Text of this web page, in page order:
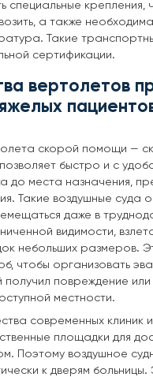
специальные крепления,
а также
Такие
сертификации.
вертолетов
скорой помощи —
быстро и с
до места назначения,
Такие воздушные суда
даже в
видимости,
небольших размеров.
чтобы организовать
получил повреждение или
местности.
современных клиник
площадки для
Поэтому воздушное
к дверям больницы.